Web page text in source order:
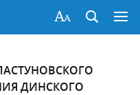
ДИНСКОГО